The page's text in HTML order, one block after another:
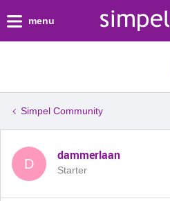
menu
Simpel Community
D
dammerlaan
Starter